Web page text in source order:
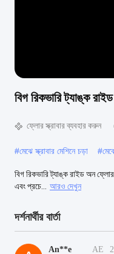
বিগ রিকভারি ট্যাঙ্ক
ফ্লোর স্ক্রাবার ব্যবহার করুন
#মেঝে স্ক্রাবার মেশিনে চড়া #
বিগ রিকভারি ট্যাঙ্ক রাইড অন ফ্লোর
এবং প্রচে...
আরও দেখুন
দর্শনার্থীর বার্তা
An**e AE